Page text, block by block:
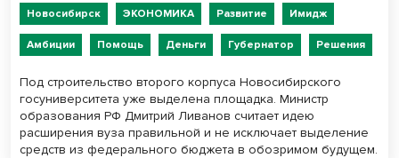
Новосибирск ЭКОНОМИКА Развитие Имидж
Амбиции Помощь Деньги Губернатор Решения
Под строительство второго корпуса Новосибирского
госуниверситета уже выделена площадка. Министр
образования РФ Дмитрий Ливанов считает идею
расширения вуза правильной и не исключает выделение
средств из федерального бюджета в обозримом будущем.